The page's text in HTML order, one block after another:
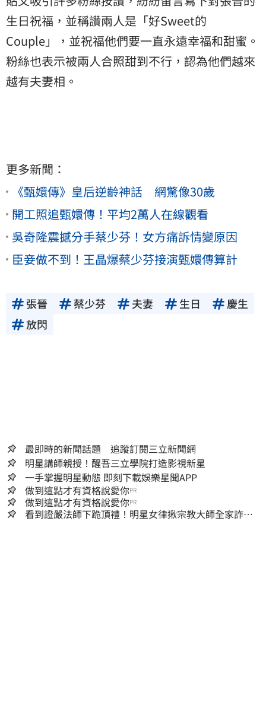
生日祝福，並稱讚兩人是「好Sweet的
Couple」，並祝福他們要一直永遠幸福和甜蜜。
粉絲也表示被兩人合照甜到不行，認為他們越來
越有夫妻相。
更多新聞：
《甄嬛傳》皇后逆齡神話 網驚像30歲
開工照追甄嬛傳！平均2萬人在線觀看
吳奇隆震撼分手蔡少芬！女方痛訴情變原因
臣妾做不到！王晶爆蔡少芬接演甄嬛傳算計
張晉 蔡少芬 夫妻 生日
慶生
放閃
最即時的新聞話題 追蹤訂閱三立新聞網
明星講師親授！醒吾三立學院打造影視新星
一手掌握明星動態 即刻下載娛樂星聞APP
做到這點才有資格說愛你PR
做到這點才有資格說愛你PR
看到證嚴法師下跪頂禮！明星女律揪宗教大師全家詐慈